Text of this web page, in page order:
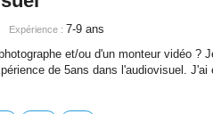
Expérience : 7-9 ans
et/ou d'un monteur vidéo ?
de 5ans dans l'audiovisuel. J'ai